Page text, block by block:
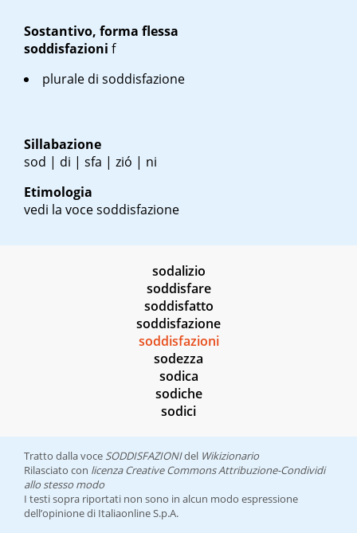
Sostantivo, forma flessa
soddisfazioni f
plurale di soddisfazione
Sillabazione
sod | di | sfa | zió | ni
Etimologia
vedi la voce soddisfazione
sodalizio
soddisfare
soddisfatto
soddisfazione
soddisfazioni
sodezza
sodica
sodiche
sodici
Tratto dalla voce SODDISFAZIONIdel Wikizionario
Rilasciato con licenza Creative Commons Attribuzione-Condividi
allo stesso modo
I testi sopra riportati non sono in alcun modo espressione
dell’opinione di Italiaonline S.p.A.